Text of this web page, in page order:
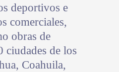
deportivos e
comerciales,
obras de
ciudades de los
Coahuila,